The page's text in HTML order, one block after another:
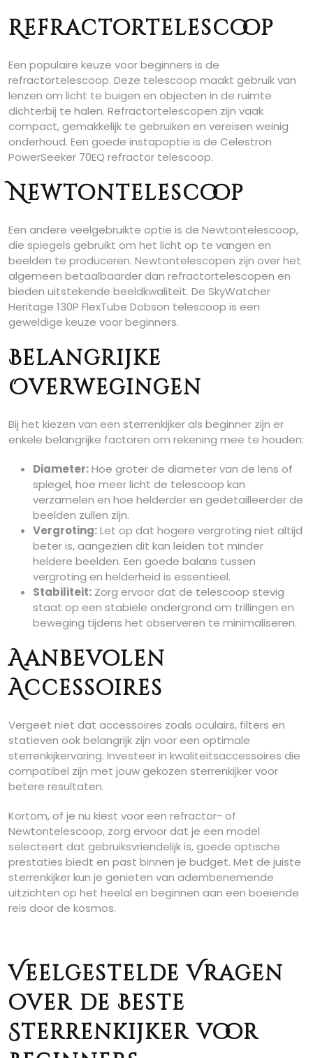
Refractortelescoop
Een populaire keuze voor beginners is de
refractortelescoop. Deze telescoop maakt gebruik van
lenzen om licht te buigen en objecten in de ruimte
dichterbij te halen. Refractortelescopen zijn vaak
compact, gemakkelijk te gebruiken en vereisen weinig
onderhoud. Een goede instapoptie is de Celestron
PowerSeeker 70EQ refractor telescoop.
Newtontelescoop
Een andere veelgebruikte optie is de Newtontelescoop,
die spiegels gebruikt om het licht op te vangen en
beelden te produceren. Newtontelescopen zijn over het
algemeen betaalbaarder dan refractortelescopen en
bieden uitstekende beeldkwaliteit. De SkyWatcher
Heritage 130P FlexTube Dobson telescoop is een
geweldige keuze voor beginners.
Belangrijke
Overwegingen
Bij het kiezen van een sterrenkijker als beginner zijn er
enkele belangrijke factoren om rekening mee te houden:
Diameter:Hoe groter de diameter van de lens of
spiegel, hoe meer licht de telescoop kan
verzamelen en hoe helderder en gedetailleerder de
beelden zullen zijn.
Vergroting:Let op dat hogere vergroting niet altijd
beter is, aangezien dit kan leiden tot minder
heldere beelden. Een goede balans tussen
vergroting en helderheid is essentieel.
Stabiliteit: Zorg ervoor dat de telescoop stevig
staat op een stabiele ondergrond om trillingen en
beweging tijdens het observeren te minimaliseren.
Aanbevolen
Accessoires
Vergeet niet dat accessoires zoals oculairs, filters en
statieven ook belangrijk zijn voor een optimale
sterrenkijkervaring. Investeer in kwaliteitsaccessoires die
compatibel zijn met jouw gekozen sterrenkijker voor
betere resultaten.
Kortom, of je nu kiest voor een refractor- of
Newtontelescoop, zorg ervoor dat je een model
selecteert dat gebruiksvriendelijk is, goede optische
prestaties biedt en past binnen je budget. Met de juiste
sterrenkijker kun je genieten van adembenemende
uitzichten op het heelal en beginnen aan een boeiende
reis door de kosmos.
Veelgestelde Vragen
over de Beste
Sterrenkijker voor